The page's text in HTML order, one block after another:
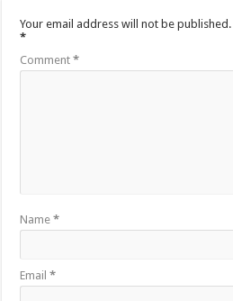
Your email address will not be published.
*
Comment*
Name*
Email*